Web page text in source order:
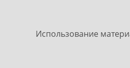
Использование